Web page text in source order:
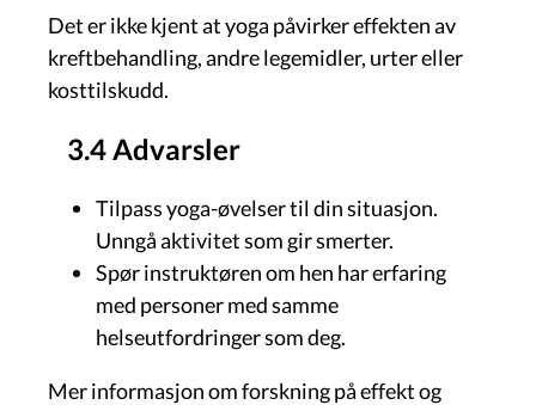
Det er ikke kjent at yoga påvirker effekten av
kreftbehandling, andre legemidler, urter eller
kosttilskudd.
3.4 Advarsler
Tilpass yoga-øvelser til din situasjon.
Unngå aktivitet som gir smerter.
Spør instruktøren om hen har erfaring
med personer med samme
helseutfordringer som deg.
Mer informasjon om forskning på effekt og